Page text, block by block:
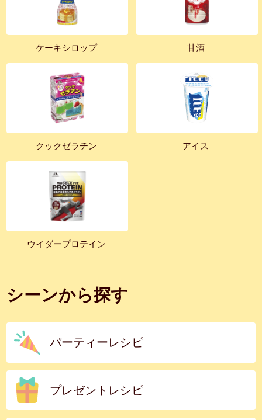
ケーキシロップ 甘酒
クックゼラチン アイス
ウイダープロテイン
シーンから探す
パーティーレシピ
プレゼントレシピ